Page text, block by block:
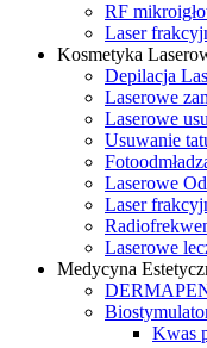
RF
Laser
Kosmetyka
Depilacja
Laserowe
Laserowe
Usuwanie
Laserowe
Laser
Laserowe
Medycyna
Kwas